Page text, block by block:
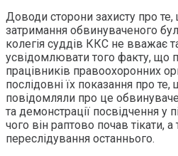
Доводи сторони захисту про те,
затримання обвинуваченого
колегія суддів ККС не вважає
усвідомлювати того факту, що
працівників правоохоронних
послідовні їх показання про
повідомляли про це
та демонстрації посвідчення у
чого він раптово почав тікати,
переслідування останнього.